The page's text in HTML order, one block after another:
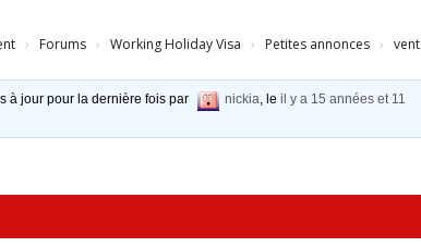
› Forums › Working Holiday Visa › Petites annonces › vent
à jour pour la dernière fois par nickia, leil y a 15 années et 11